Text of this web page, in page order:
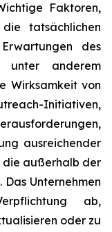
Faktoren,
tatsächlichen
des
unter anderem
Wirksamkeit von
Initiativen,
ausreichender
die außerhalb der
Das Unternehmen
ab,
oder zu